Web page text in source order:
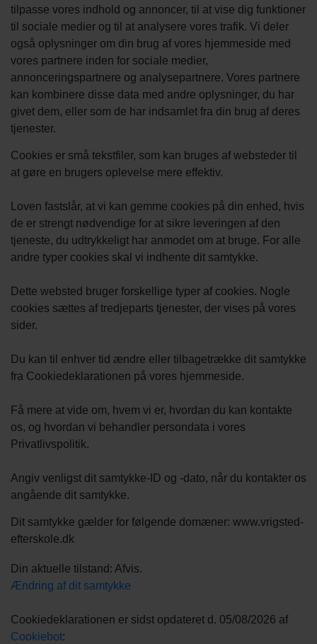
tilpasse vores indhold og annoncer, til at vise dig funktioner
til sociale medier og til at analysere vores trafik. Vi deler
også oplysninger om din brug af vores hjemmeside med
vores partnere inden for sociale medier,
annonceringspartnere og analysepartnere. Vores partnere
kan kombinere disse data med andre oplysninger, du har
givet dem, eller som de har indsamlet fra din brug af deres
tjenester.
Cookies er små tekstfiler, som kan bruges af websteder til
at gøre en brugers oplevelse mere effektiv.
Loven fastslår, at vi kan gemme cookies på din enhed, hvis
de er strengt nødvendige for at sikre leveringen af den
tjeneste, du udtrykkeligt har anmodet om at bruge. For alle
andre typer cookies skal vi indhente dit samtykke.
Dette websted bruger forskellige typer af cookies. Nogle
cookies sættes af tredjeparts tjenester, der vises på vores
sider.
Du kan til enhver tid ændre eller tilbagetrække dit samtykke
fra Cookiedeklarationen på vores hjemmeside.
Få mere at vide om, hvem vi er, hvordan du kan kontakte
os, og hvordan vi behandler persondata i vores
Privatlivspolitik.
Angiv venligst dit samtykke-ID og -dato, når du kontakter os
angående dit samtykke.
Dit samtykke gælder for følgende domæner: www.vrigsted-
efterskole.dk
Din aktuelle tilstand: Afvis.
Ændring af dit samtykke
Cookiedeklarationen er sidst opdateret d. 05/08/2026 af
Cookiebot: